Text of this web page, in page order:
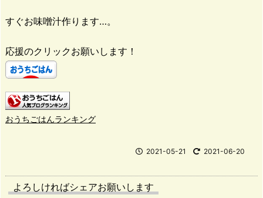
すぐお味噌汁作ります…。
応援のクリックお願いします！
おうちごはんランキング
2021-05-21 2021-06-20
よろしければシェアお願いします